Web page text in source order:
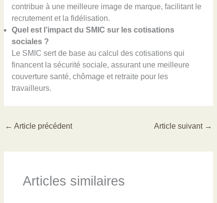
contribue à une meilleure image de marque, facilitant le
recrutement et la fidélisation.
Quel est l’impact du SMIC sur les cotisations
sociales ?
Le SMIC sert de base au calcul des cotisations qui
financent la sécurité sociale, assurant une meilleure
couverture santé, chômage et retraite pour les
travailleurs.
← Article précédent Article suivant →
Articles similaires